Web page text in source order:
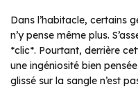
Dans l’habitacle, certains
n’y pense même plus.
*clic*. Pourtant, derrière
une ingéniosité bien
glissé sur la sangle n’est